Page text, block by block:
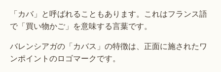
「カバ」と呼ばれることもあります。これはフランス語
で「買い物かご」を意味する言葉です。
バレンシアガの「カバス」の特徴は、正面に施されたワ
ンポイントのロゴマークです。